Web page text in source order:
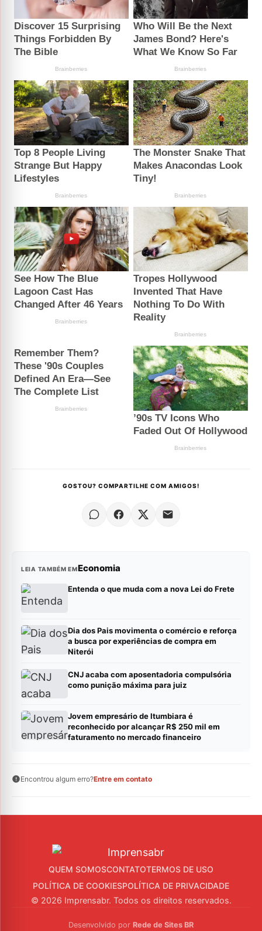
GOSTOU? COMPARTILHE COM AMIGOS!
LEIA TAMBÉM EMEconomia
Entenda o que muda com a nova Lei do Frete
Dia dos Pais movimenta o comércio e reforça
a busca por experiências de compra em
Niterói
CNJ acaba com aposentadoria compulsória
como punição máxima para juiz
Jovem empresário de Itumbiara é
reconhecido por alcançar R$ 250 mil em
faturamento no mercado financeiro
Encontrou algum erro?Entre em contato
QUEM SOMOSCONTATOTERMOS DE USO
POLÍTICA DE COOKIESPOLÍTICA DE PRIVACIDADE
© 2026 Imprensabr. Todos os direitos reservados.
Desenvolvido por Rede de Sites BR